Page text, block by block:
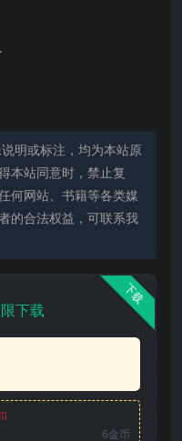
明或标注，均为本站原
本站同意时，禁止复
何网站、书籍等各类媒
的合法权益，可联系我
下载
下载
6金币